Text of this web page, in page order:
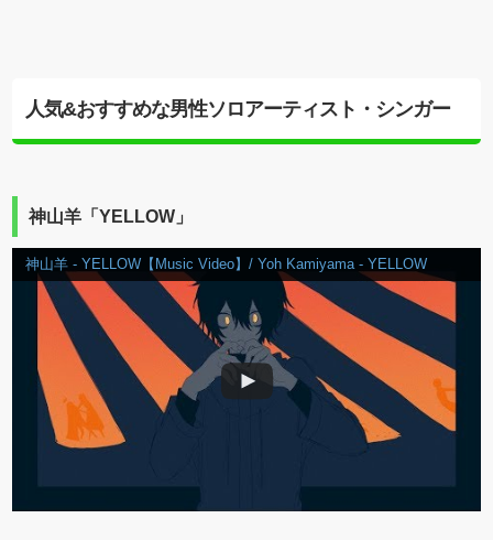
人気&おすすめな男性ソロアーティスト・シンガー
神山羊「YELLOW」
神山羊 - YELLOW【Music Video】/ Yoh Kamiyama - YELLOW